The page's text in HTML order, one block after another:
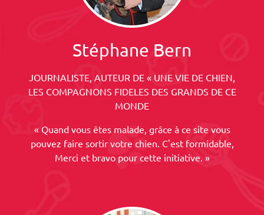
Stéphane Bern
JOURNALISTE, AUTEUR DE « UNE VIE DE CHIEN,
LES COMPAGNONS FIDELES DES GRANDS DE CE
MONDE
« Quand vous êtes malade, grâce à ce site vous
pouvez faire sortir votre chien. C'est formidable,
Merci et bravo pour cette initiative. »